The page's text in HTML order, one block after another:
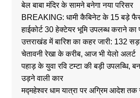
बेल बाबा मंदिर के सामने बनेगा नया परिसर
BREAKING: धामी कैबिनेट के 15 बड़े
हाईकोर्ट 30 हेक्टेयर भूमि उपलब्ध कराने का
उत्तराखंड में बारिश का कहर जारी: 132
चेतावनी रेखा के करीब, आज भी येलो अलर्ट
पहाड़ के युवा रवि टम्टा की बड़ी उपलब्धि,
उड़ने वाली कार
मद्महेश्वर धाम यात्रा पर अग्रिम आदेश